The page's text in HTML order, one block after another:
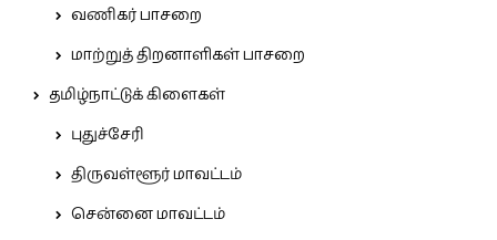
வணிகர் பாசறை
மாற்றுத் திறனாளிகள் பாசறை
தமிழ்நாட்டுக் கிளைகள்
புதுச்சேரி
திருவள்ளூர் மாவட்டம்
சென்னை மாவட்டம்